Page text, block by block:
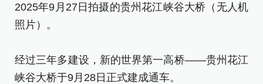
2025年9月27日拍摄的贵州花江峡谷大桥（无人机
照片）。
经过三年多建设，新的世界第一高桥——贵州花江
峡谷大桥于9月28日正式建成通车。